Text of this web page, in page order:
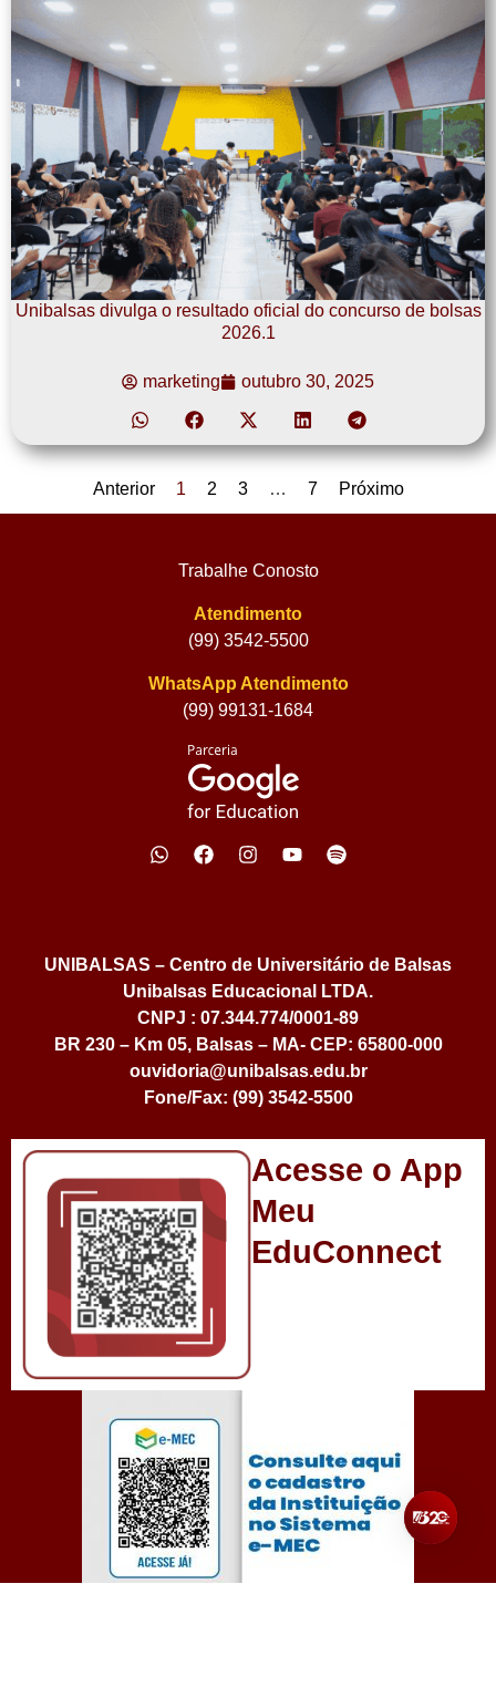
Unibalsas divulga o resultado oficial do concurso de bolsas
2026.1
marketing outubro 30, 2025
Anterior 1 2 3 … 7 Próximo
Trabalhe Conosto
Atendimento
(99) 3542-5500
WhatsApp Atendimento
(99) 99131-1684
UNIBALSAS – Centro de Universitário de Balsas
Unibalsas Educacional LTDA.
CNPJ : 07.344.774/0001-89
BR 230 – Km 05, Balsas – MA- CEP: 65800-000
ouvidoria@unibalsas.edu.br
Fone/Fax: (99) 3542-5500
Acesse o App
Meu
EduConnect